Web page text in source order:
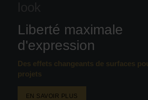
Liberté maximale
d'expression
Des effets changeants de surfaces
projets
EN SAVOIR PLUS